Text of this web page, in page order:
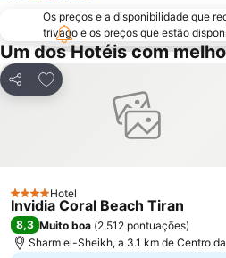
Os preços e a disponibilidade que
trivago e os preços que estão
Um dos Hotéis com
Partilhar
Adicionar aos favoritos
4 Estrelas
Hotel
Invidia Coral Beach Tiran
8,3 Muito boa (2.512 pontuações)
Sharm el-Sheikh, a 3.1 km de Centro